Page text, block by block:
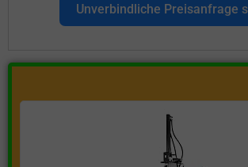
Unverbindliche Preisanfrage